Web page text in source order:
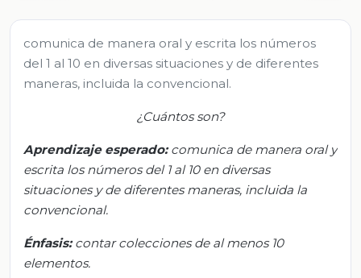
comunica de manera oral y escrita los números
del 1 al 10 en diversas situaciones y de diferentes
maneras, incluida la convencional.
¿Cuántos son?
Aprendizaje esperado: comunica de manera oral y
escrita los números del 1 al 10 en diversas
situaciones y de diferentes maneras, incluida la
convencional.
Énfasis: contar colecciones de al menos 10
elementos.